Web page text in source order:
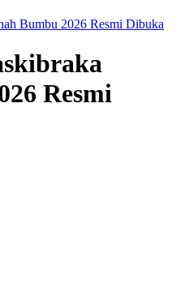
Bumbu 2026 Resmi Dibuka
Resmi